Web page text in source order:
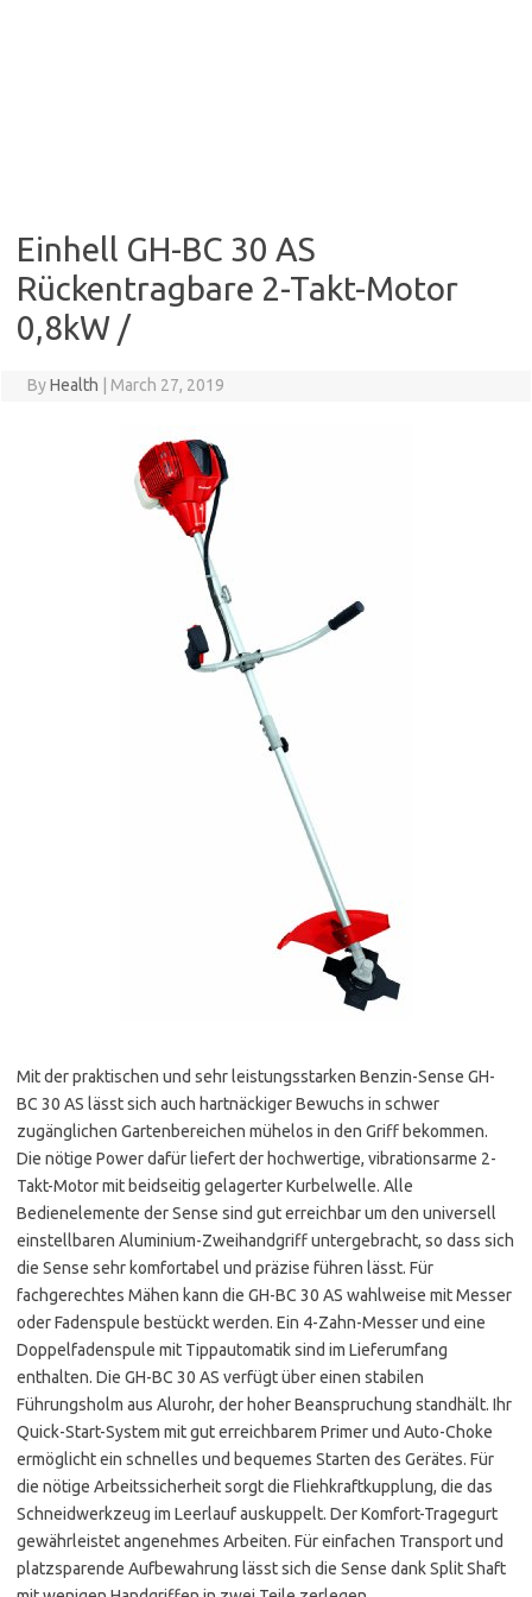
Einhell GH-BC 30 AS
Rückentragbare 2-Takt-Motor
0,8kW /
ByHealth March 27, 2019
Mit der praktischen und sehr leistungsstarken Benzin-Sense GH-
BC 30 AS lässt sich auch hartnäckiger Bewuchs in schwer
zugänglichen Gartenbereichen mühelos in den Griff bekommen.
Die nötige Power dafür liefert der hochwertige, vibrationsarme 2-
Takt-Motor mit beidseitig gelagerter Kurbelwelle. Alle
Bedienelemente der Sense sind gut erreichbar um den universell
einstellbaren Aluminium-Zweihandgriff untergebracht, so dass sich
die Sense sehr komfortabel und präzise führen lässt. Für
fachgerechtes Mähen kann die GH-BC 30 AS wahlweise mit Messer
oder Fadenspule bestückt werden. Ein 4-Zahn-Messer und eine
Doppelfadenspule mit Tippautomatik sind im Lieferumfang
enthalten. Die GH-BC 30 AS verfügt über einen stabilen
Führungsholm aus Alurohr, der hoher Beanspruchung standhält. Ihr
Quick-Start-System mit gut erreichbarem Primer und Auto-Choke
ermöglicht ein schnelles und bequemes Starten des Gerätes. Für
die nötige Arbeitssicherheit sorgt die Fliehkraftkupplung, die das
Schneidwerkzeug im Leerlauf auskuppelt. Der Komfort-Tragegurt
gewährleistet angenehmes Arbeiten. Für einfachen Transport und
platzsparende Aufbewahrung lässt sich die Sense dank Split Shaft